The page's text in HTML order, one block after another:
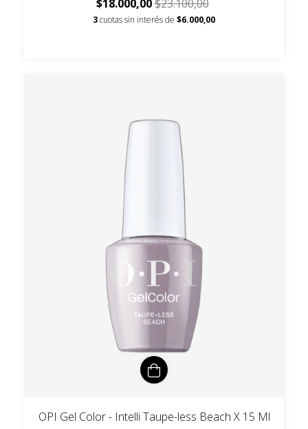
$18.000,00$23.100,00
3cuotas sin interés de $6.000,00
OPI Gel Color - Intelli Taupe-less Beach X 15 Ml